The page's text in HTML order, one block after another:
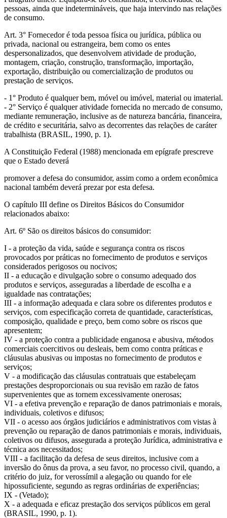
pessoas, ainda que indetermináveis, que haja intervindo nas relações
de consumo.
Art. 3° Fornecedor é toda pessoa física ou jurídica, pública ou
privada, nacional ou estrangeira, bem como os entes
despersonalizados, que desenvolvem atividade de produção,
montagem, criação, construção, transformação, importação,
exportação, distribuição ou comercialização de produtos ou
prestação de serviços.
- 1° Produto é qualquer bem, móvel ou imóvel, material ou imaterial.
- 2° Serviço é qualquer atividade fornecida no mercado de consumo,
mediante remuneração, inclusive as de natureza bancária, financeira,
de crédito e securitária, salvo as decorrentes das relações de caráter
trabalhista (BRASIL, 1990, p. 1).
A Constituição Federal (1988) mencionada em epígrafe prescreve
que o Estado deverá
promover a defesa do consumidor, assim como a ordem econômica
nacional também deverá prezar por esta defesa.
O capítulo III define os Direitos Básicos do Consumidor
relacionados abaixo:
Art. 6º São os direitos básicos do consumidor:
I - a proteção da vida, saúde e segurança contra os riscos
provocados por práticas no fornecimento de produtos e serviços
considerados perigosos ou nocivos;
II - a educação e divulgação sobre o consumo adequado dos
produtos e serviços, asseguradas a liberdade de escolha e a
igualdade nas contratações;
III - a informação adequada e clara sobre os diferentes produtos e
serviços, com especificação correta de quantidade, características,
composição, qualidade e preço, bem como sobre os riscos que
apresentem;
IV - a proteção contra a publicidade enganosa e abusiva, métodos
comerciais coercitivos ou desleais, bem como contra práticas e
cláusulas abusivas ou impostas no fornecimento de produtos e
serviços;
V - a modificação das cláusulas contratuais que estabeleçam
prestações desproporcionais ou sua revisão em razão de fatos
supervenientes que as tornem excessivamente onerosas;
VI - a efetiva prevenção e reparação de danos patrimoniais e morais,
individuais, coletivos e difusos;
VII - o acesso aos órgãos judiciários e administrativos com vistas à
prevenção ou reparação de danos patrimoniais e morais, individuais,
coletivos ou difusos, assegurada a proteção Jurídica, administrativa e
técnica aos necessitados;
VIII - a facilitação da defesa de seus direitos, inclusive com a
inversão do ônus da prova, a seu favor, no processo civil, quando, a
critério do juiz, for verossímil a alegação ou quando for ele
hipossuficiente, segundo as regras ordinárias de experiências;
IX - (Vetado);
X - a adequada e eficaz prestação dos serviços públicos em geral
(BRASIL, 1990, p. 1).